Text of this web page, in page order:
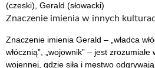
(czeski), Gerald (słowacki)
Znaczenie imienia w innych
Znaczenie imienia Gerald – „władca
włócznią”, „wojownik” – jest
wojennej, gdzie siła i męstwo